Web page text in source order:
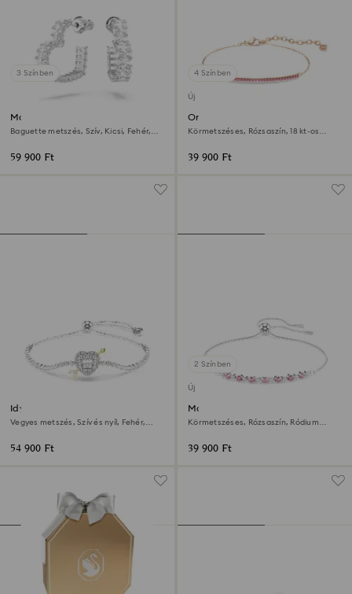
3 Színben
Matrix karika fülbevaló
Baguette metszés, Szív, Kicsi, Fehér,
59 900 Ft
4 Színben
Új
Only karkötő
Körmetszéses, Rózsaszín, 18 kt-os
39 900 Ft
Idyllia karkötő
Vegyes metszés, Szív és nyíl, Fehér,
54 900 Ft
2 Színben
Új
Matrix karkötő
Körmetszéses, Rózsaszín, Ródium
39 900 Ft